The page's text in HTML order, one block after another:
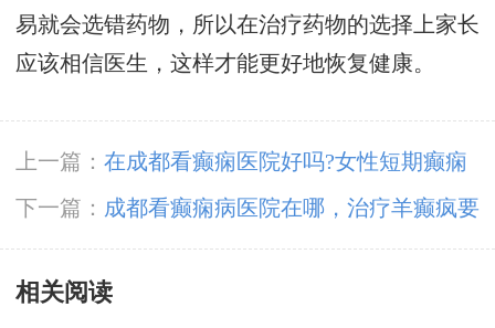
易就会选错药物，所以在治疗药物的选择上家长
应该相信医生，这样才能更好地恢复健康。
上一篇： 在成都看癫痫医院好吗?女性短期癫痫
治疗有哪些?
下一篇： ​成都看癫痫病医院在哪，治疗羊癫疯要
注意哪些情况?
相关阅读